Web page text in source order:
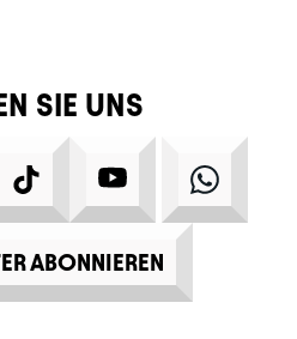
SIE UNS
TIKTOK YOUTUBE
ABONNIEREN